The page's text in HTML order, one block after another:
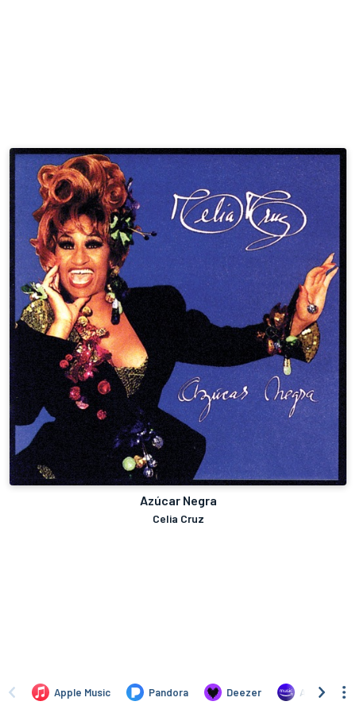
Azúcar Negra
Celia Cruz
Apple Music Pandora Deezer Amazon